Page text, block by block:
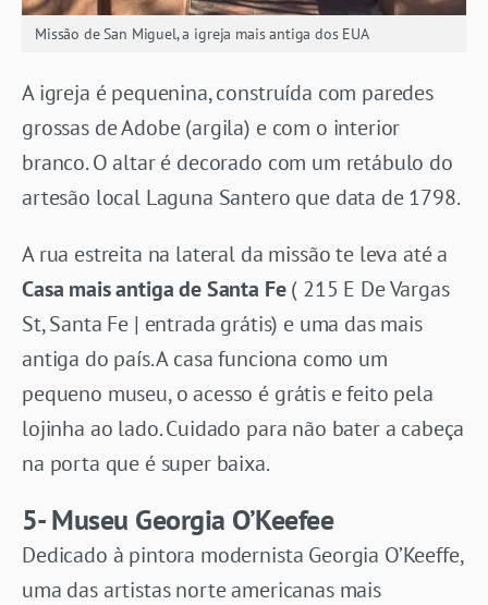
Missão de San Miguel, a igreja mais antiga dos EUA
A igreja é pequenina, construída com paredes
grossas de Adobe (argila) e com o interior
branco. O altar é decorado com um retábulo do
artesão local Laguna Santero que data de 1798.
A rua estreita na lateral da missão te leva até a
Casa mais antiga de Santa Fe( 215 E De Vargas
St, Santa Fe | entrada grátis) e uma das mais
antiga do país. A casa funciona como um
pequeno museu, o acesso é grátis e feito pela
lojinha ao lado. Cuidado para não bater a cabeça
na porta que é super baixa.
5- Museu Georgia O’Keefee
Dedicado à pintora modernista Georgia O’Keeffe,
uma das artistas norte americanas mais